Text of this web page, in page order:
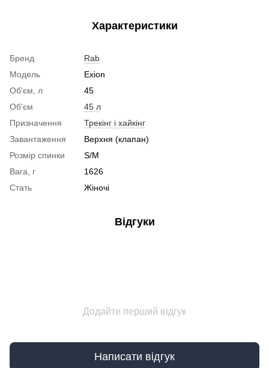
Характеристики
Бренд
Rab
Модель
Exion
Об'єм, л
45
Об'єм
45 л
Призначення
Трекінг і хайкінг
Завантаження
Верхня (клапан)
Розмір спинки
S/M
Вага, г
1626
Стать
Жіночі
Відгуки
Додайте перший відгук
Написати відгук